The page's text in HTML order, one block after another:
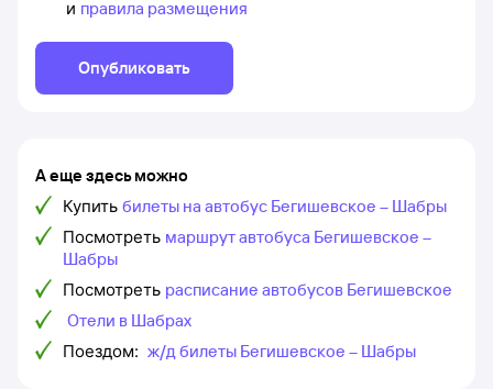
и правила размещения
Опубликовать
А еще здесь можно
Купить билеты на автобус Бегишевское – Шабры
Посмотреть маршрут автобуса Бегишевское –
Шабры
Посмотреть расписание автобусов Бегишевское
Отели в Шабрах
Поездом: ж/д билеты Бегишевское – Шабры